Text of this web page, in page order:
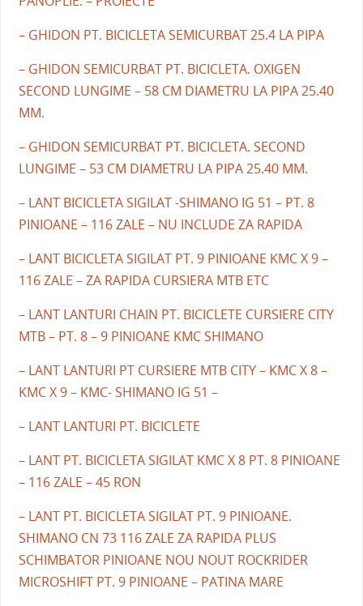
– GHIDON PT. BICICLETA SEMICURBAT 25.4 LA PIPA
– GHIDON SEMICURBAT PT. BICICLETA. OXIGEN
SECOND LUNGIME – 58 CM DIAMETRU LA PIPA 25.40
MM.
– GHIDON SEMICURBAT PT. BICICLETA. SECOND
LUNGIME – 53 CM DIAMETRU LA PIPA 25.40 MM.
– LANT BICICLETA SIGILAT -SHIMANO IG 51 – PT. 8
PINIOANE – 116 ZALE – NU INCLUDE ZA RAPIDA
– LANT BICICLETA SIGILAT PT. 9 PINIOANE KMC X 9 –
116 ZALE – ZA RAPIDA CURSIERA MTB ETC
– LANT LANTURI CHAIN PT. BICICLETE CURSIERE CITY
MTB – PT. 8 – 9 PINIOANE KMC SHIMANO
– LANT LANTURI PT CURSIERE MTB CITY – KMC X 8 –
KMC X 9 – KMC- SHIMANO IG 51 –
– LANT LANTURI PT. BICICLETE
– LANT PT. BICICLETA SIGILAT KMC X 8 PT. 8 PINIOANE
– 116 ZALE – 45 RON
– LANT PT. BICICLETA SIGILAT PT. 9 PINIOANE.
SHIMANO CN 73 116 ZALE ZA RAPIDA PLUS
SCHIMBATOR PINIOANE NOU NOUT ROCKRIDER
MICROSHIFT PT. 9 PINIOANE – PATINA MARE